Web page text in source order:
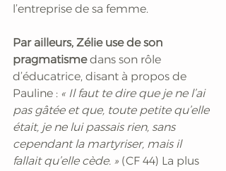
l’entreprise de sa femme.
Par ailleurs, Zélie use de son
pragmatisme dans son rôle
d’éducatrice, disant à propos de
Pauline : « Il faut te dire que je ne l’ai
pas gâtée et que, toute petite qu’elle
était, je ne lui passais rien, sans
cependant la martyriser, mais il
fallait qu’elle cède. » (CF 44) La plus